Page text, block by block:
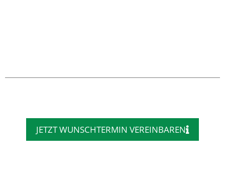
JETZT WUNSCHTERMIN VEREINBAREN